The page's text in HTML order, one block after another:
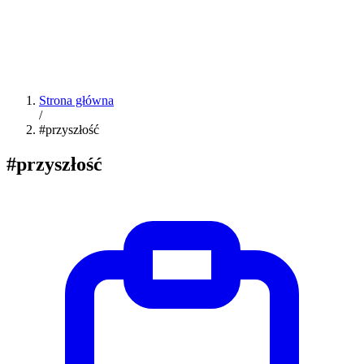
Strona główna
/
#przyszłość
#przyszłość